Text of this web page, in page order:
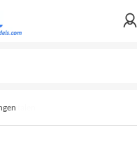
betalenleverbaar